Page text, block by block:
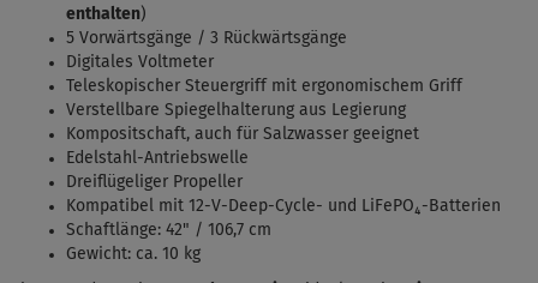
enthalten)
5 Vorwärtsgänge / 3 Rückwärtsgänge
Digitales Voltmeter
Teleskopischer Steuergriff mit ergonomischem Griff
Verstellbare Spiegelhalterung aus Legierung
Kompositschaft, auch für Salzwasser geeignet
Edelstahl-Antriebswelle
Dreiflügeliger Propeller
Kompatibel mit 12-V-Deep-Cycle- und LiFePO₄-Batterien
Schaftlänge: 42" / 106,7 cm
Gewicht: ca. 10 kg